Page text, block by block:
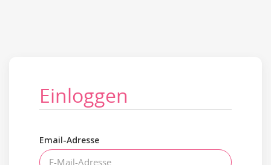
Einloggen
Email-Adresse